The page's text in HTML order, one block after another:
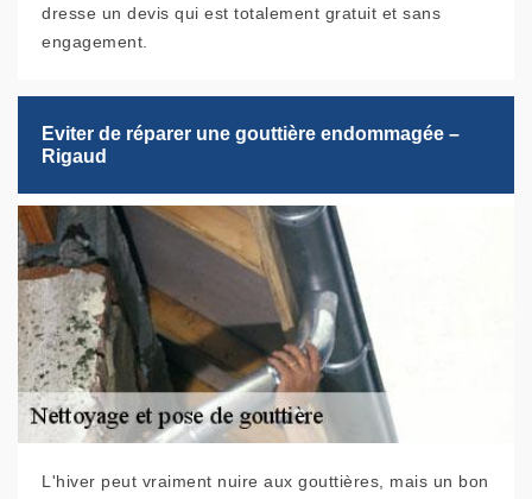
dresse un devis qui est totalement gratuit et sans
engagement.
Eviter de réparer une gouttière endommagée –
Rigaud
L'hiver peut vraiment nuire aux gouttières, mais un bon